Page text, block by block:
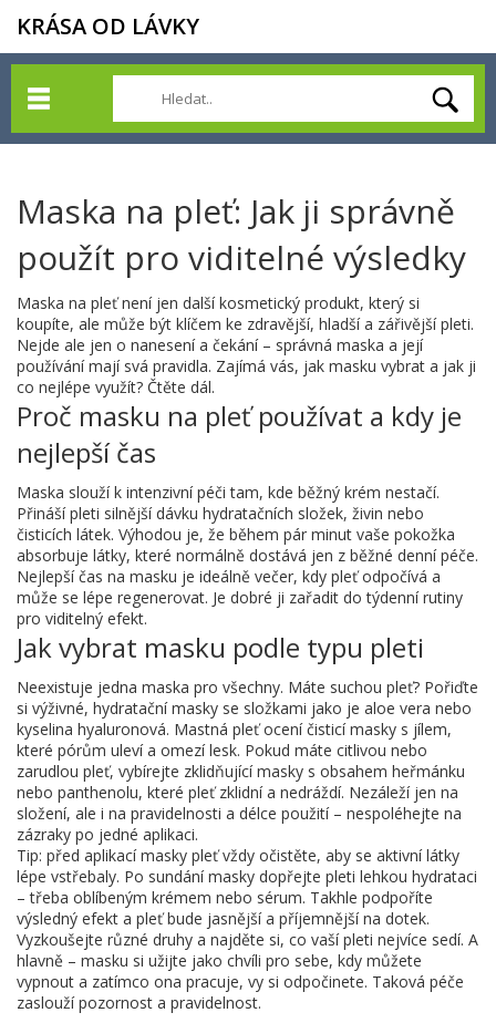
KRÁSA OD LÁVKY
Maska na pleť: Jak ji správně
použít pro viditelné výsledky
Maska na pleť není jen další kosmetický produkt, který si
koupíte, ale může být klíčem ke zdravější, hladší a zářivější pleti.
Nejde ale jen o nanesení a čekání – správná maska a její
používání mají svá pravidla. Zajímá vás, jak masku vybrat a jak ji
co nejlépe využít? Čtěte dál.
Proč masku na pleť používat a kdy je
nejlepší čas
Maska slouží k intenzivní péči tam, kde běžný krém nestačí.
Přináší pleti silnější dávku hydratačních složek, živin nebo
čisticích látek. Výhodou je, že během pár minut vaše pokožka
absorbuje látky, které normálně dostává jen z běžné denní péče.
Nejlepší čas na masku je ideálně večer, kdy pleť odpočívá a
může se lépe regenerovat. Je dobré ji zařadit do týdenní rutiny
pro viditelný efekt.
Jak vybrat masku podle typu pleti
Neexistuje jedna maska pro všechny. Máte suchou pleť? Pořiďte
si výživné, hydratační masky se složkami jako je aloe vera nebo
kyselina hyaluronová. Mastná pleť ocení čisticí masky s jílem,
které pórům uleví a omezí lesk. Pokud máte citlivou nebo
zarudlou pleť, vybírejte zklidňující masky s obsahem heřmánku
nebo panthenolu, které pleť zklidní a nedráždí. Nezáleží jen na
složení, ale i na pravidelnosti a délce použití – nespoléhejte na
zázraky po jedné aplikaci.
Tip: před aplikací masky pleť vždy očistěte, aby se aktivní látky
lépe vstřebaly. Po sundání masky dopřejte pleti lehkou hydrataci
– třeba oblíbeným krémem nebo sérum. Takhle podpoříte
výsledný efekt a pleť bude jasnější a příjemnější na dotek.
Vyzkoušejte různé druhy a najděte si, co vaší pleti nejvíce sedí. A
hlavně – masku si užijte jako chvíli pro sebe, kdy můžete
vypnout a zatímco ona pracuje, vy si odpočinete. Taková péče
zaslouží pozornost a pravidelnost.